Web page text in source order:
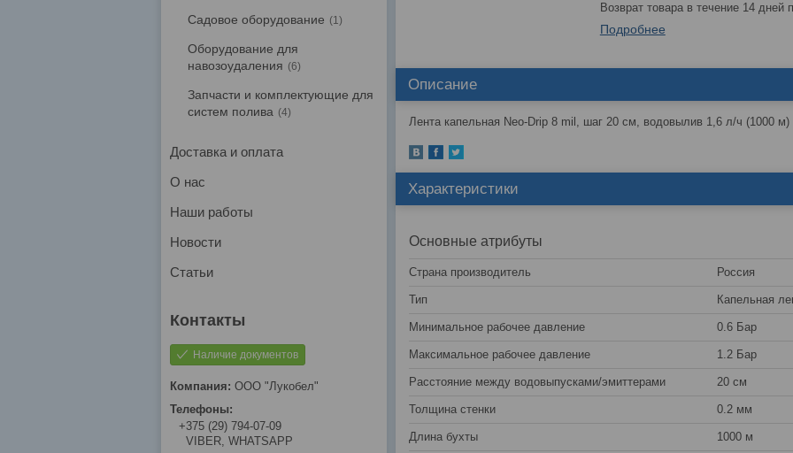
возврат товара в течение 14 дней
Подробнее
Описание
Лента капельная Neo-Drip 8 mil, шаг 20 см, водовылив 1,6 л/ч (1000 м)
Характеристики
Основные атрибуты
Страна производитель Россия
Тип Капельная
Минимальное рабочее давление 0.6 Бар
Максимальное рабочее давление 1.2 Бар
Расстояние между водовыпусками/эмиттерами 20 см
Толщина стенки 0.2 мм
Длина бухты 1000 м
Садовое оборудование 1
Оборудование для
навозоудаления
6
Запчасти и комплектующие для
систем полива
4
Доставка и оплата
О нас
Наши работы
Новости
Статьи
Наличие документов
ООО "Лукобел"
+375 (29) 794-07-09
VIBER, WHATSAPP